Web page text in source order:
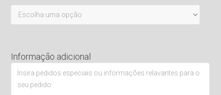
Informação adicional